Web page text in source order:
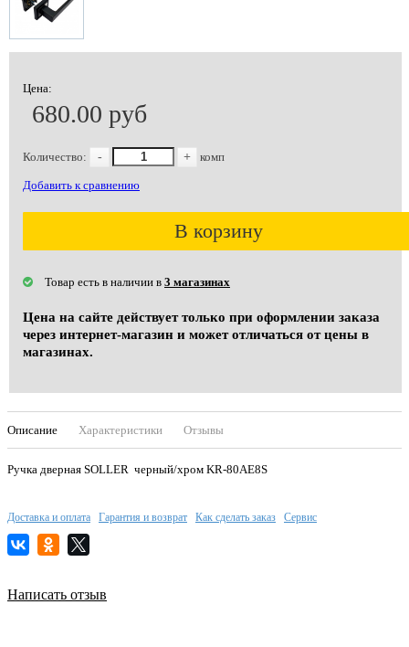
Цена:
680.00 руб
Количество: - + комп
Добавить к сравнению
В корзину
Товар есть в наличии в 3 магазинах
Цена на сайте действует только при оформлении заказа
через интернет-магазин и может отличаться от цены в
магазинах.
Описание Характеристики Отзывы
Ручка дверная SOLLER черный/хром KR-80AE8S
Доставка и оплата Гарантия и возврат Как сделать заказ Сервис
Написать отзыв